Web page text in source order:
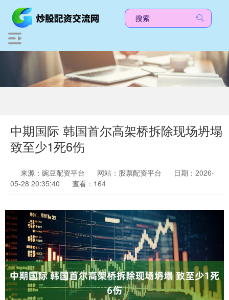
中期国际 韩国首尔高架桥拆除现场坍塌
致至少1死6伤
来源：豌豆配资平台 网站：股票配资平台
日期：2026-
05-28 20:35:40
查看：164